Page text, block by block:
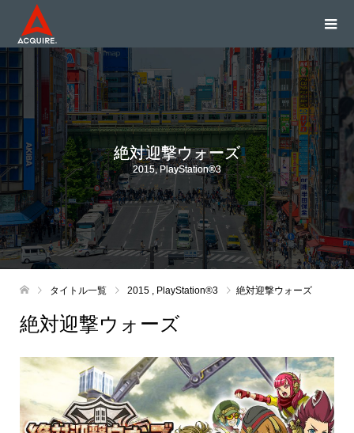
絶対迎撃ウォーズ
2015,PlayStation®3
タイトル一覧 2015 PlayStation®3 絶対迎撃ウォーズ
絶対迎撃ウォーズ